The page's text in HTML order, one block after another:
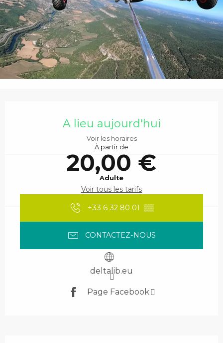
A lieu aujourd'hui
Voir les horaires
À partir de
20,00 €
Adulte
Voir tous les tarifs
+33 6 32 80 01 ▒▒
CONTACTEZ-NOUS
deltalib.eu
Page Facebook